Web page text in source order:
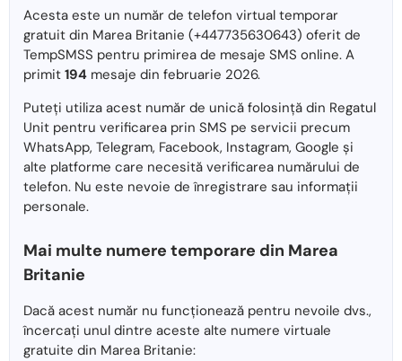
Acesta este un număr de telefon virtual temporar
gratuit din Marea Britanie (+447735630643) oferit de
TempSMSS pentru primirea de mesaje SMS online. A
primit 194 mesaje din februarie 2026.
Puteți utiliza acest număr de unică folosință din Regatul
Unit pentru verificarea prin SMS pe servicii precum
WhatsApp, Telegram, Facebook, Instagram, Google și
alte platforme care necesită verificarea numărului de
telefon. Nu este nevoie de înregistrare sau informații
personale.
Mai multe numere temporare din Marea
Britanie
Dacă acest număr nu funcționează pentru nevoile dvs.,
încercați unul dintre aceste alte numere virtuale
gratuite din Marea Britanie: